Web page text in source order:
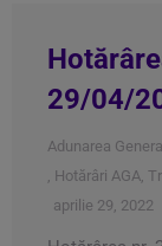
29/04/
Adunarea
, Hotărâri AGA,
aprilie 29, 2022